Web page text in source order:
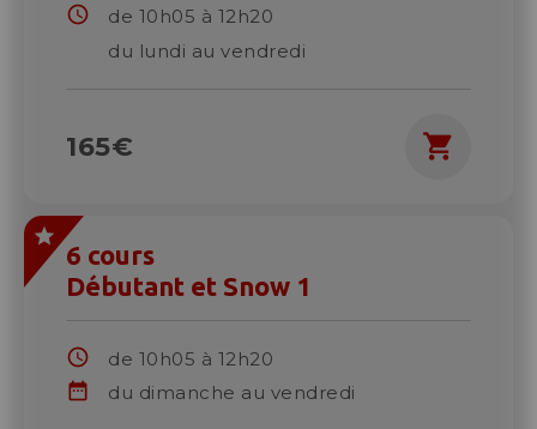
schedule de 10h05 à 12h20
date_ange
du lundi au vendredi
165€ shopping_cart
6 cours
Débutant et Snow 1
schedule de 10h05 à 12h20
date_range du dimanche au vendredi